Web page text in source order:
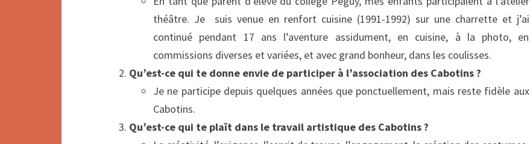
théâtre. Je suis venue en renfort cuisine (1991-1992) sur une charrette et j’ai
continué pendant 17 ans l’aventure assidument, en cuisine, à la photo, en
commissions diverses et variées, et avec grand bonheur, dans les coulisses.
Qu’est-ce qui te donne envie de participer à l’association des Cabotins ?
Je ne participe depuis quelques années que ponctuellement, mais reste fidèle aux
Cabotins.
Qu’est-ce qui te plaît dans le travail artistique des Cabotins ?